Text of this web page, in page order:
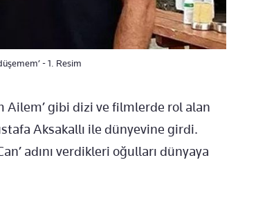
- 1. Resim
Ailem’ gibi dizi ve filmlerde rol alan
Aksakallı ile dünyevine girdi.
adını verdikleri oğulları dünyaya